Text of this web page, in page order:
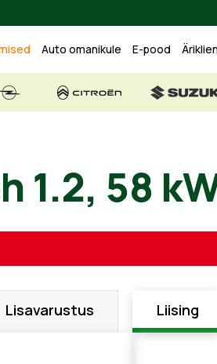
Auto omanikule E-pood
1.2, 58
Lisavarustus Liising